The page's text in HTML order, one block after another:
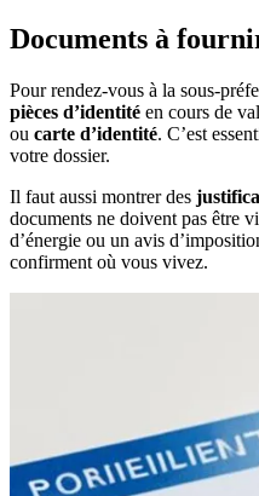
Documents à
Pour rendez-vous à la sous-
pièces d’identité en cours de
ou carte d’identité. C’est
votre dossier.
Il faut aussi montrer des
documents ne doivent pas être
d’énergie ou un avis
confirment où vous vivez.